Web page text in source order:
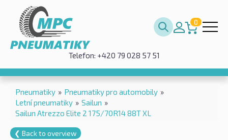
0
Telefon: +420 79 028 57 51
Pneumatiky » Pneumatiky pro automobily »
Letní pneumatiky » Sailun »
Sailun Atrezzo Elite 2 175/70R14 88T XL
❮ Back to overview